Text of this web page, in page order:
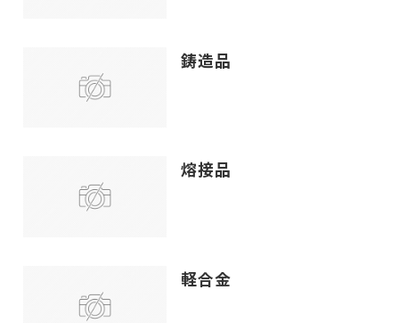
鋳造品
熔接品
軽合金